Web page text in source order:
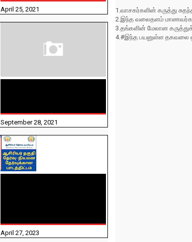
1.வாசகர்களின் கருத்து
2.இந்த வலைதளம்
3.தங்களின் மேலான
4.#இந்த பயனுள்ள தகவலை
April 25, 2021
September 28, 2021
April 27, 2023